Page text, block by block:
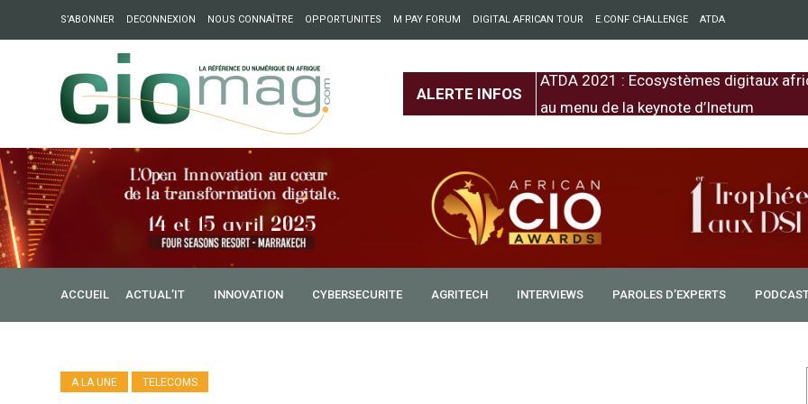
S’ABONNER DECONNEXION NOUS CONNAÎTRE OPPORTUNITES M PAY FORUM DIGITAL AFRICAN TOUR E.CONF CHALLENGE ATDA
ALERTE INFOS
: Partech Shaker lance Chapter54 pour créer des ponts entre l’Europe et
ATDA 2021 : Ecosystèmes digitaux
au menu de la keynote d’Inetum
ACCUEIL ACTUAL’IT INNOVATION CYBERSECURITE AGRITECH INTERVIEWS PAROLES D’EXPERTS
A LA UNE TELECOMS